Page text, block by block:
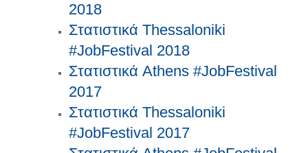
2018
Στατιστικά Thessaloniki
#JobFestival 2018
Στατιστικά Athens #JobFestival
2017
Στατιστικά Thessaloniki
#JobFestival 2017